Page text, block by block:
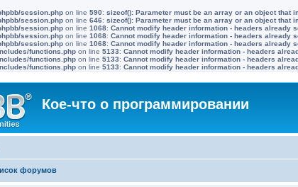
session.php on line 590: sizeof(): Parameter must be an array or an object that
session.php on line 646: sizeof(): Parameter must be an array or an object that
session.php on line 1068: Cannot modify header information - headers already
session.php on line 1068: Cannot modify header information - headers already
session.php on line 1068: Cannot modify header information - headers already
functions.php on line 5133: Cannot modify header information - headers
functions.php on line 5133: Cannot modify header information - headers
functions.php on line 5133: Cannot modify header information - headers
Кое-что о программировании
форумов